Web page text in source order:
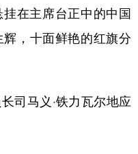
在主席台正中的中国
，十面鲜艳的红旗分
马义·铁力瓦尔地应